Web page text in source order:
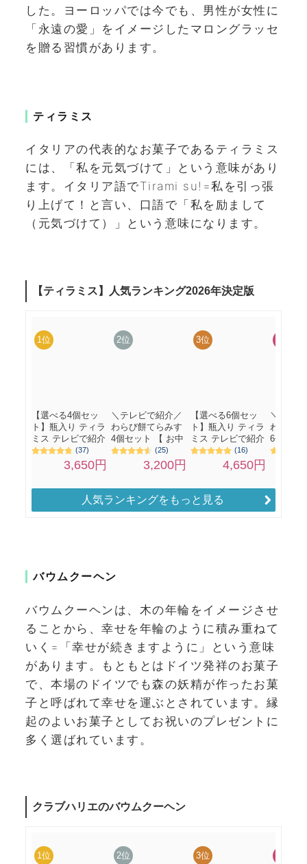
した。ヨーロッパでは今でも、男性が女性に
「永遠の愛」をイメージしたマロングラッセ
を贈る習慣があります。
ティラミス
イタリアの代表的なお菓子であるティラミス
には、「私を元気づけて」という意味があり
ます。イタリア語でTirami su!=私を引っ張
り上げて！と言い、口語で「私を励まして
（元気づけて）」という意味になります。
人気ランキングをもっと見る
バウムクーヘン
バウムクーヘンは、木の年輪をイメージさせ
ることから、幸せを年輪のように積み重ねて
いく=「幸せが続きますように」という意味
があります。もともとはドイツ発祥のお菓子
で、本場のドイツでも森の妖精が作ったお菓
子と呼ばれて幸せを運ぶとされています。縁
起のよいお菓子としてお祝いのプレゼントに
多く選ばれています。